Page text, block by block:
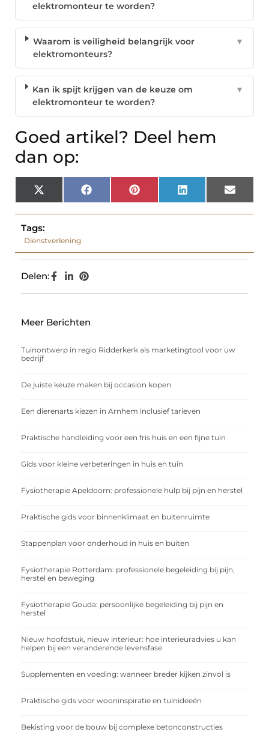
elektromonteur te worden?
Waarom is veiligheid belangrijk voor
elektromonteurs?
▼
Kan ik spijt krijgen van de keuze om
elektromonteur te worden?
▼
Goed artikel? Deel hem
dan op:
X
(Twitter)
Facebook Pinterest LinkedIn Email
Tags:
Dienstverlening
Delen:
Meer Berichten
Tuinontwerp in regio Ridderkerk als marketingtool voor uw
bedrijf
De juiste keuze maken bij occasion kopen
Een dierenarts kiezen in Arnhem inclusief tarieven
Praktische handleiding voor een fris huis en een fijne tuin
Gids voor kleine verbeteringen in huis en tuin
Fysiotherapie Apeldoorn: professionele hulp bij pijn en herstel
Praktische gids voor binnenklimaat en buitenruimte
Stappenplan voor onderhoud in huis en buiten
Fysiotherapie Rotterdam: professionele begeleiding bij pijn,
herstel en beweging
Fysiotherapie Gouda: persoonlijke begeleiding bij pijn en
herstel
Nieuw hoofdstuk, nieuw interieur: hoe interieuradvies u kan
helpen bij een veranderende levensfase
Supplementen en voeding: wanneer breder kijken zinvol is
Praktische gids voor wooninspiratie en tuinideeën
Bekisting voor de bouw bij complexe betonconstructies